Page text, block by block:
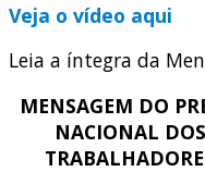
Veja o vídeo aqui
Leia a íntegra da
MENSAGEM DO
NACIONAL